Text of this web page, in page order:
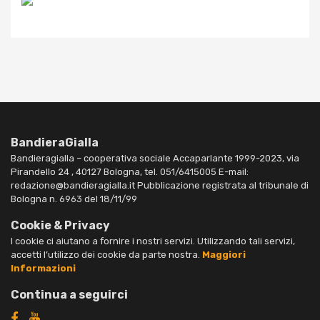
BandieraGialla
Bandieragialla – cooperativa sociale Accaparlante 1999-2023, via
Pirandello 24 , 40127 Bologna, tel. 051/6415005 E-mail:
redazione@bandieragialla.it Pubblicazione registrata al tribunale di
Bologna n. 6963 del 18/11/99
Cookie & Privacy
I cookie ci aiutano a fornire i nostri servizi. Utilizzando tali servizi,
accetti l’utilizzo dei cookie da parte nostra. Maggiori
Informazioni
Continua a seguirci